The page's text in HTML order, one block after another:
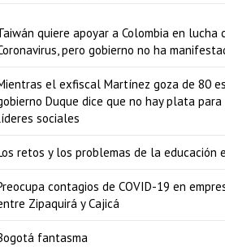
quiere apoyar a Colombia en lucha
pero gobierno no ha
el exfiscal Martínez goza de 80
Duque dice que no hay plata
sociales
retos y los problemas de la educación
contagios de COVID-19 en
Zipaquirá y Cajicá
fantasma